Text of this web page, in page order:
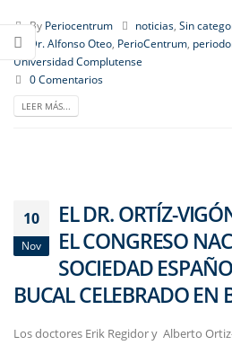
By Periocentrum noticias,Sin
Dr. Alfonso Oteo, PerioCentrum,
Universidad Complutense
0 Comentarios
LEER MÁS...
10
Nov
EL DR. ORTÍZ-
EL CONGRESO
SOCIEDAD
BUCAL CELEBRADO EN
Los doctores Erik Regidor y Alberto